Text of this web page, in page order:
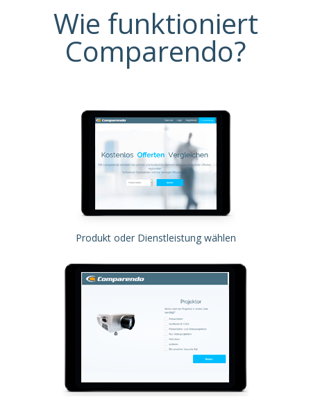
Wie funktioniert
Comparendo?
Produkt oder Dienstleistung wählen